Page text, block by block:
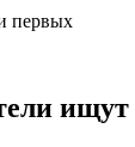
первых
ищут